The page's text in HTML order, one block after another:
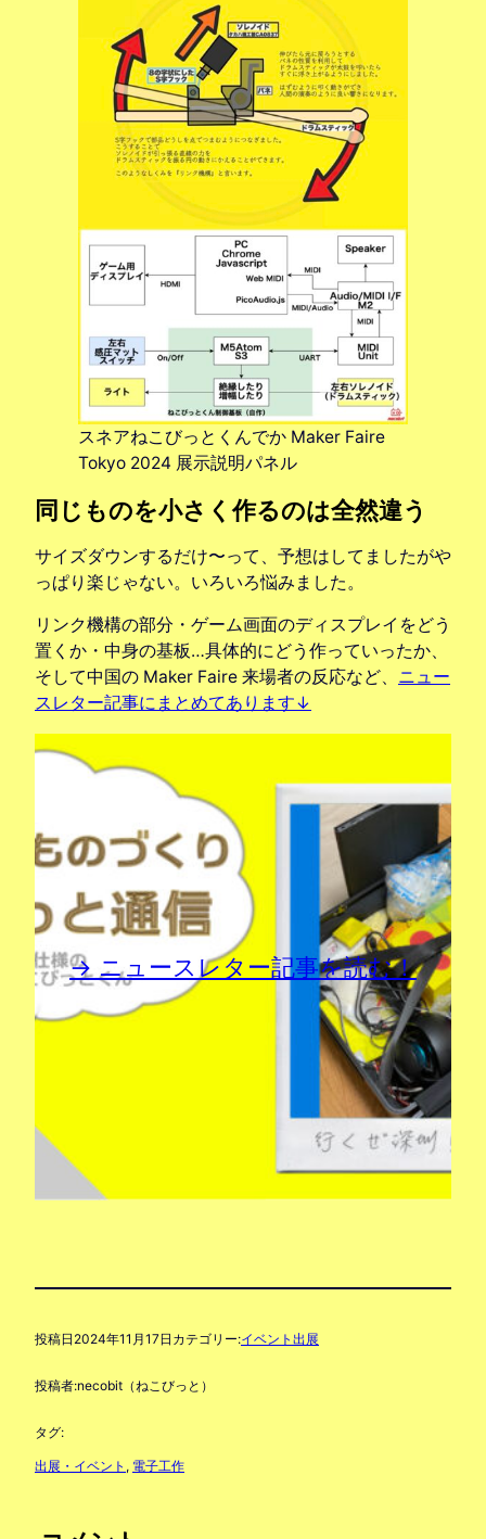
スネアねこびっとくんでか Maker Faire
Tokyo 2024 展示説明パネル
同じものを小さく作るのは全然違う
サイズダウンするだけ〜って、予想はしてましたがや
っぱり楽じゃない。いろいろ悩みました。
リンク機構の部分・ゲーム画面のディスプレイをどう
置くか・中身の基板…具体的にどう作っていったか、
そして中国の Maker Faire 来場者の反応など、 ニュー
スレター記事にまとめてあります↓
→ ニュースレター記事を読む！
投稿日 2024年11月17日 カテゴリー:イベント出展
投稿者:necobit（ねこびっと）
タグ:
出展・イベント , 電子工作